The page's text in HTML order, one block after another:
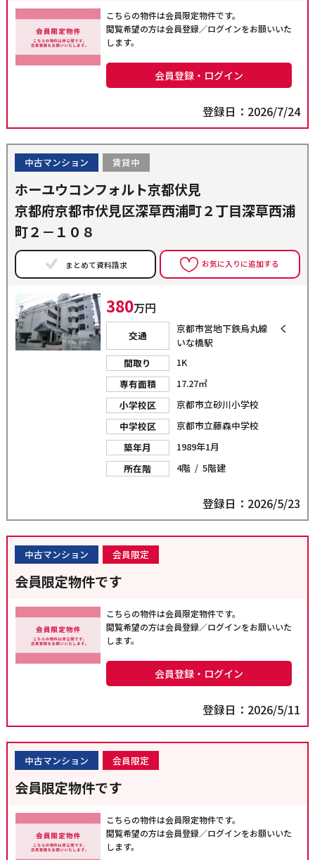
こちらの物件は会員限定物件です。
閲覧希望の方は会員登録／ログインをお願いいた
します。
会員登録・ログイン
登録日：2026/7/24
中古マンション 賃貸中
ホーユウコンフォルト京都伏見
京都府京都市伏見区深草西浦町２丁目深草西浦
町２－１０８
まとめて資料請求 お気に入りに追加する
380万円
交通
京都市営地下鉄烏丸線 く
いな橋駅
間取り
1K
専有面積
17.27㎡
小学校区
京都市立砂川小学校
中学校区
京都市立藤森中学校
築年月
1989年1月
所在階
4階 / 5階建
登録日：2026/5/23
中古マンション 会員限定
会員限定物件です
こちらの物件は会員限定物件です。
閲覧希望の方は会員登録／ログインをお願いいた
します。
会員登録・ログイン
登録日：2026/5/11
中古マンション 会員限定
会員限定物件です
こちらの物件は会員限定物件です。
閲覧希望の方は会員登録／ログインをお願いいた
します。